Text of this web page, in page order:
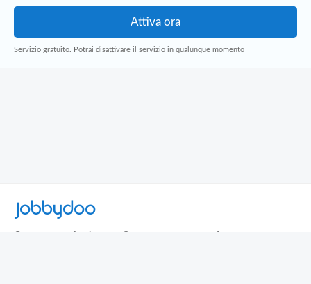
Servizio gratuito. Potrai disattivare il servizio in qualunque momento
Jobbydoo